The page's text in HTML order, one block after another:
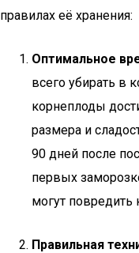
правилах её хранения:
Оптимальное
всего убирать в
корнеплоды
размера и
90 дней после
первых
могут повредить
Правильная